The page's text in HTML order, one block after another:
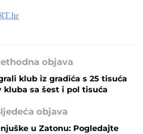
objava
klub iz gradića s 25 tisuća
sa šest i pol tisuća
objava
njuške u Zatonu: Pogledajte